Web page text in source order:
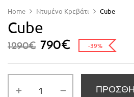
Home Ντυμένο Κρεβάτι Cube
Cube
1290€ 790€ -39%